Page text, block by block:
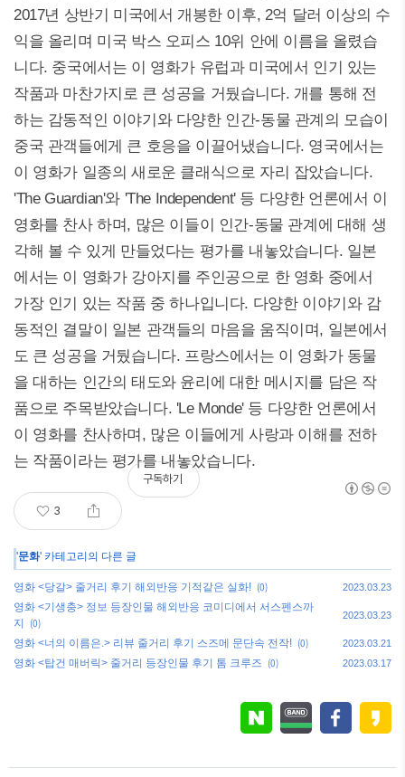
2017년 상반기 미국에서 개봉한 이후, 2억 달러 이상의 수
익을 올리며 미국 박스 오피스 10위 안에 이름을 올렸습
니다. 중국에서는 이 영화가 유럽과 미국에서 인기 있는
작품과 마찬가지로 큰 성공을 거뒀습니다. 개를 통해 전
하는 감동적인 이야기와 다양한 인간-동물 관계의 모습이
중국 관객들에게 큰 호응을 이끌어냈습니다. 영국에서는
이 영화가 일종의 새로운 클래식으로 자리 잡았습니다.
'The Guardian'와 'The Independent' 등 다양한 언론에서 이
영화를 찬사 하며, 많은 이들이 인간-동물 관계에 대해 생
각해 볼 수 있게 만들었다는 평가를 내놓았습니다. 일본
에서는 이 영화가 강아지를 주인공으로 한 영화 중에서
가장 인기 있는 작품 중 하나입니다. 다양한 이야기와 감
동적인 결말이 일본 관객들의 마음을 움직이며, 일본에서
도 큰 성공을 거뒀습니다. 프랑스에서는 이 영화가 동물
을 대하는 인간의 태도와 윤리에 대한 메시지를 담은 작
품으로 주목받았습니다. 'Le Monde' 등 다양한 언론에서
이 영화를 찬사하며, 많은 이들에게 사랑과 이해를 전하
는 작품이라는 평가를 내놓았습니다.
3
구독하기
'문화' 카테고리의 다른 글
영화 <당갈> 줄거리 후기 해외반응 기적같은 실화! (0) 2023.03.23
영화 <기생충> 정보 등장인물 해외반응 코미디에서 서스펜스까
지
(0)
2023.03.23
영화 <너의 이름은.> 리뷰 줄거리 후기 스즈메 문단속 전작! (0) 2023.03.21
영화 <탑건 매버릭> 줄거리 등장인물 후기 톰 크루즈 (0) 2023.03.17